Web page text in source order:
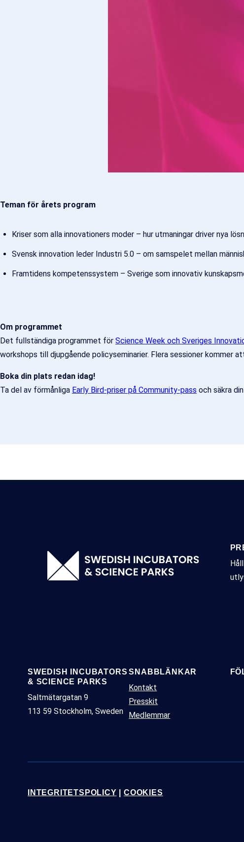
Teman för årets program
Kriser som alla innovationers moder – hur utmaningar driver nya
Svensk innovation leder Industri 5.0 – om samspelet mellan
Framtidens kompetenssystem – Sverige som innovativ
Om programmet
Det fullständiga programmet för Science Week och Sveriges
workshops till djupgående policyseminarier. Flera sessioner kommer
Boka din plats redan idag!
Ta del av förmånliga Early Bird-priser på Community-pass och säkra
SWEDISH INCUBATORS
& SCIENCE PARKS
Saltmätargatan 9
113 59 Stockholm, Sweden
SNABBLÄNKAR
Kontakt
Presskit
Medlemmar
INTEGRITETSPOLICY |COOKIES